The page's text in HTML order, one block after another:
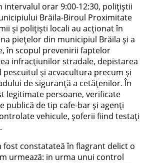
intervalul orar 9:00-12:30, polițiștii
Brăila-Biroul Proximitate
și polițiști locali au acționat în
piețelor din municipiul Brăila și a
în scopul prevenirii faptelor
infracțiunilor stradale, depistarea
și acvacultura precum și
de siguranță a cetățenilor. În
legitimate persoane, verificate
publică de tip cafe-bar și agenți
vehicule, șoferii fiind testați
constatateă în flagrant delict o
urmează: in urma unui control